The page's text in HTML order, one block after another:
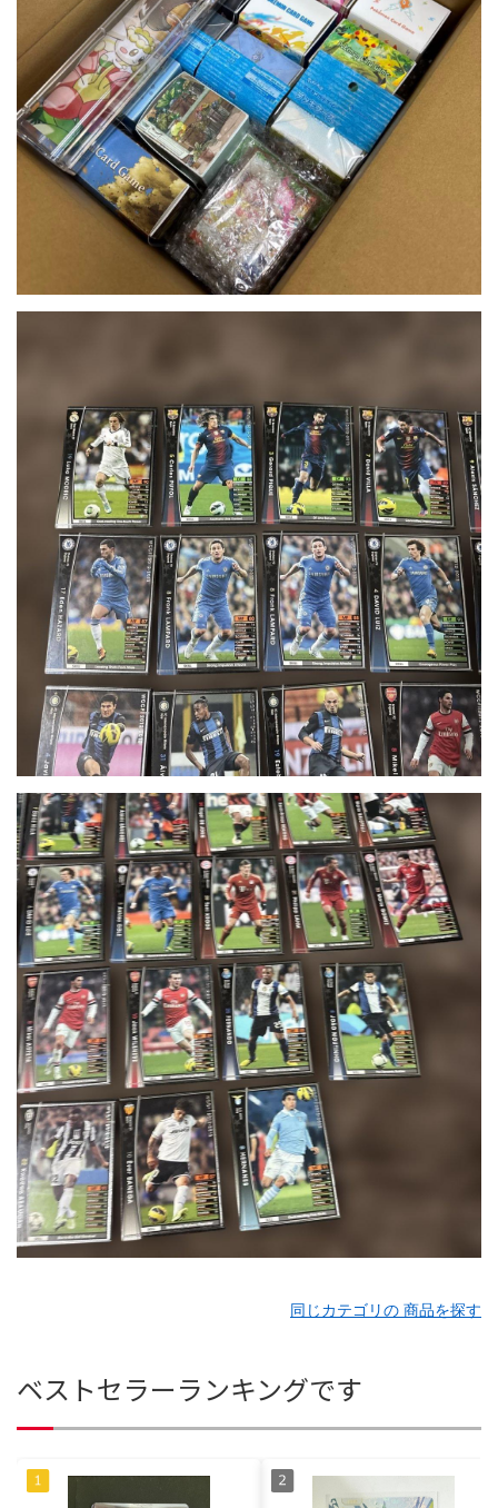
同じカテゴリの 商品を探す
ベストセラーランキングです